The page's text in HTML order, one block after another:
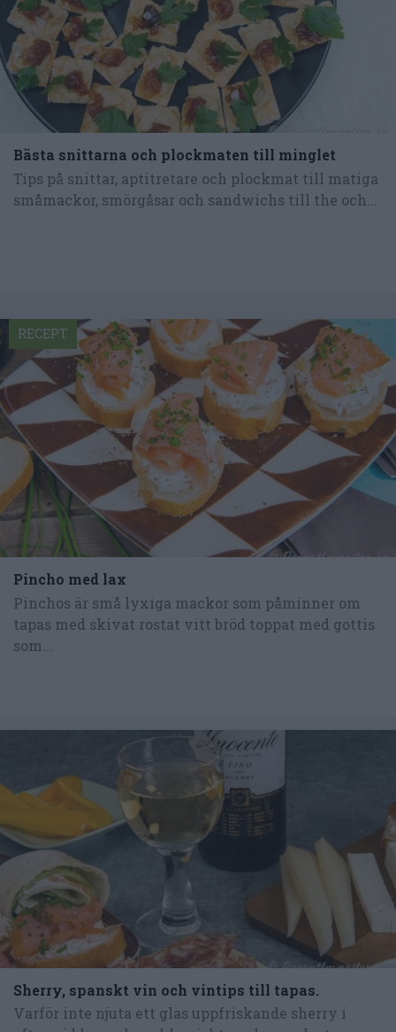
Bästa snittarna och plockmaten till minglet
Tips på snittar, aptitretare och plockmat till matiga
småmackor, smörgåsar och sandwichs till the och...
Pincho med lax
Pinchos är små lyxiga mackor som påminner om
tapas med skivat rostat vitt bröd toppat med gottis
som...
RECEPT
Sherry, spanskt vin och vintips till tapas.
Varför inte njuta ett glas uppfriskande sherry i